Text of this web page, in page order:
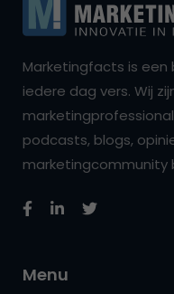
Marketingfacts is een
iedere dag vers. Wij
podcasts, blogs,
marketingcommunity
Menu